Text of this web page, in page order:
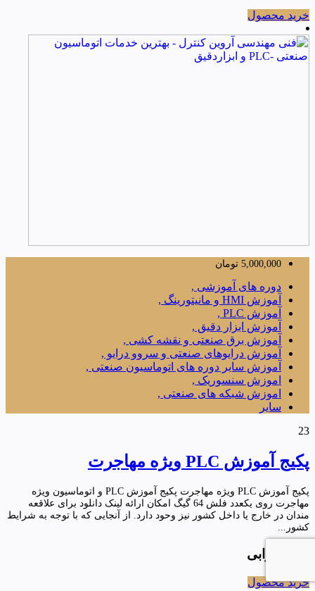
خرید محصول
5,000,000 تومان
دوره های آموزشی ,
آموزش HMI و مانیتورینگ ,
آموزش PLC ,
آموزش ابزار دقیق ,
آموزش برق صنعتی و نقشه کشی ,
آموزش درایوهای صنعتی و سروو درایو ,
آموزش سایر دوره های اتوماسیون صنعتی ,
اموزش سنسوریک ,
اموزش شبکه های صنعتی ,
سایر
23
پکیج آموزش PLC ویژه مهاجرت
پکیج آموزش PLC ویژه مهاجرت پکیج آموزش PLC و اتوماسیون ویژه
مهاجرت روی یکعدد فلش 64 گیگ امکان ارائه لینک دانلود برای علاقعه
مندان در خارج یا داخل کشور نیز وحود دارد. از آنجایی که با توجه به شرایط
کشور...
فرهاد ترابی
خرید محصول